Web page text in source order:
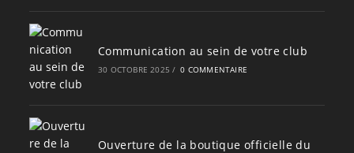
Communication au sein de votre club
30 OCTOBRE 2025 / 0 COMMENTAIRE
Ouverture de la boutique officielle du